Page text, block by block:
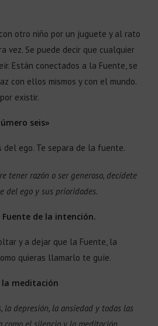
otro niño por un juguete y al rato
vez. Se puede decir que cualquier
Están conectados a la Fuente, se
con ellos mismos y con el mundo.
existir.
seis»
del ego. Te separa de la fuente.
tener razón o ser generoso, decídete
del ego y sus prioridades.
de la intención.
y a dejar que la Fuente, la
quieras llamarlo te guíe.
la meditación
la depresión, la ansiedad y todas las